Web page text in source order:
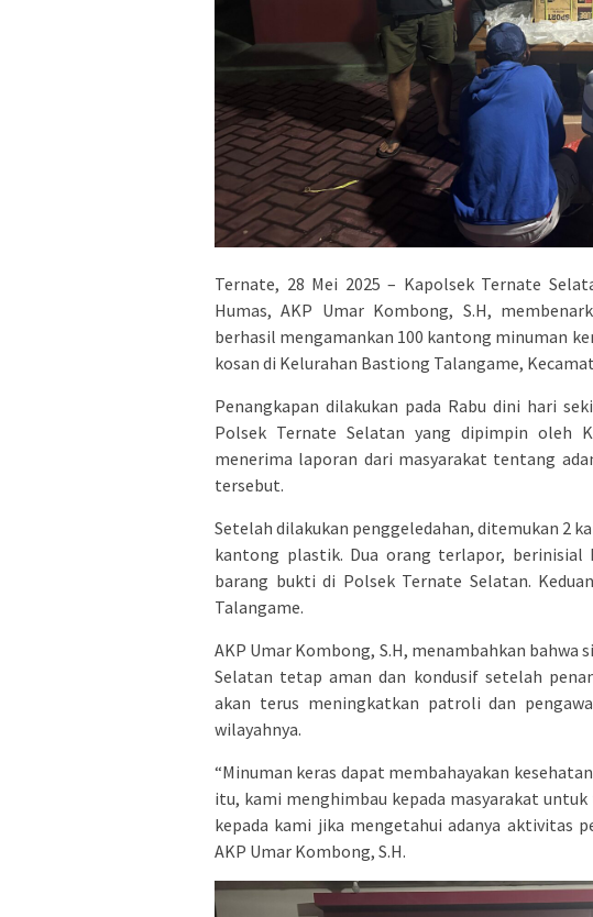
Ternate, 28 Mei 2025 – Kapolsek Ternate
Humas, AKP Umar Kombong, S.H,
berhasil mengamankan 100 kantong minuman
kosan di Kelurahan Bastiong Talangame,
Penangkapan dilakukan pada Rabu dini hari
Polsek Ternate Selatan yang dipimpin oleh
menerima laporan dari masyarakat tentang
tersebut.
Setelah dilakukan penggeledahan, ditemukan 2
kantong plastik. Dua orang terlapor, berinisial
barang bukti di Polsek Ternate Selatan.
Talangame.
AKP Umar Kombong, S.H, menambahkan
Selatan tetap aman dan kondusif setelah
akan terus meningkatkan patroli dan
wilayahnya.
“Minuman keras dapat membahayakan
itu, kami menghimbau kepada masyarakat
kepada kami jika mengetahui adanya aktivitas
AKP Umar Kombong, S.H.